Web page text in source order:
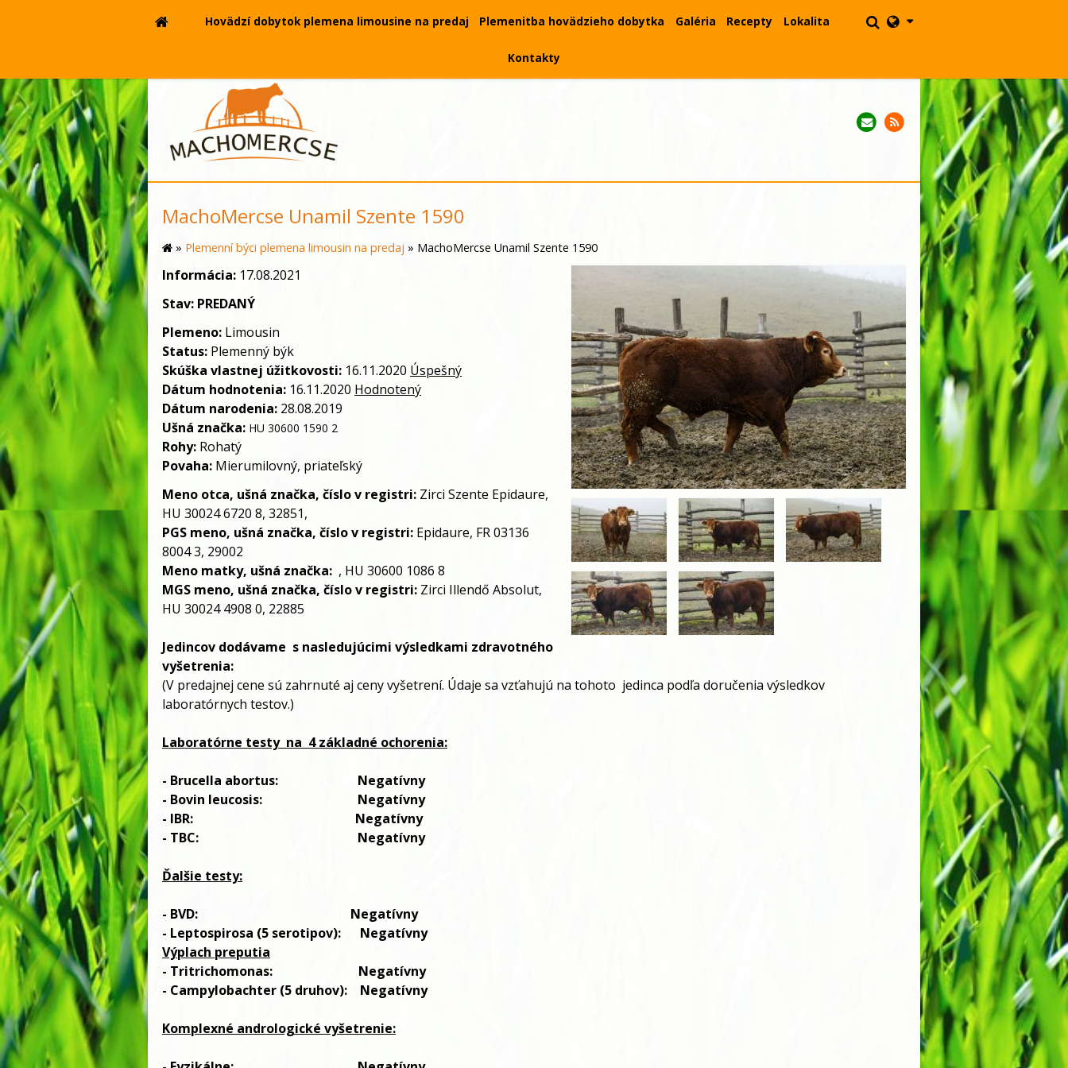
Hovädzí dobytok plemena limousine na predaj Plemenitba hovädzieho dobytka Galéria Recepty Lokalita
Kontakty
MachoMercse Unamil Szente 1590
» Plemenní býci plemena limousin na predaj » MachoMercse Unamil Szente 1590
Informácia: 17.08.2021
Stav: PREDANÝ
Plemeno: Limousin
Status: Plemenný býk
Skúška vlastnej úžitkovosti: 16.11.2020 Úspešný
Dátum hodnotenia: 16.11.2020 Hodnotený
Dátum narodenia: 28.08.2019
Ušná značka: HU 30600 1590 2
Rohy: Rohatý
Povaha: Mierumilovný, priateľský
Meno otca, ušná značka, číslo v registri: Zirci Szente Epidaure,
HU 30024 6720 8, 32851,
PGS meno, ušná značka, číslo v registri: Epidaure, FR 03136
8004 3, 29002
Meno matky, ušná značka: , HU 30600 1086 8
MGS meno, ušná značka, číslo v registri: Zirci Illendő Absolut,
HU 30024 4908 0, 22885
Jedincov dodávame s nasledujúcimi výsledkami zdravotného
vyšetrenia:
(V predajnej cene sú zahrnuté aj ceny vyšetrení. Údaje sa vzťahujú na tohoto jedinca podľa doručenia výsledkov
laboratórnych testov.)
Laboratórne testy na 4 základné ochorenia:
- Brucella abortus: Negatívny
- Bovin leucosis: Negatívny
- IBR: Negatívny
- TBC: Negatívny
Ďalšie testy:
- BVD:
Negatívny
- Leptospirosa (5 serotipov):
Negatívny
Výplach preputia
- Tritrichomonas:
Negatívny
- Campylobachter (5 druhov):
Negatívny
Komplexné andrologické vyšetrenie: